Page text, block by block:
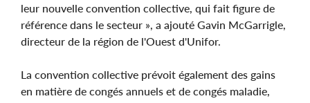
leur nouvelle convention collective, qui fait figure de
référence dans le secteur », a ajouté Gavin McGarrigle,
directeur de la région de l'Ouest d'Unifor.
La convention collective prévoit également des gains
en matière de congés annuels et de congés maladie,